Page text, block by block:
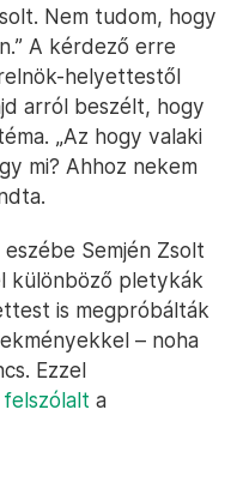
Nem tudom, hogy
A kérdező erre
helyettestől
arról beszélt, hogy
„Az hogy valaki
mi? Ahhoz nekem
Semjén Zsolt
különböző pletykák
is megpróbálták
– noha
Ezzel
felszólalt a